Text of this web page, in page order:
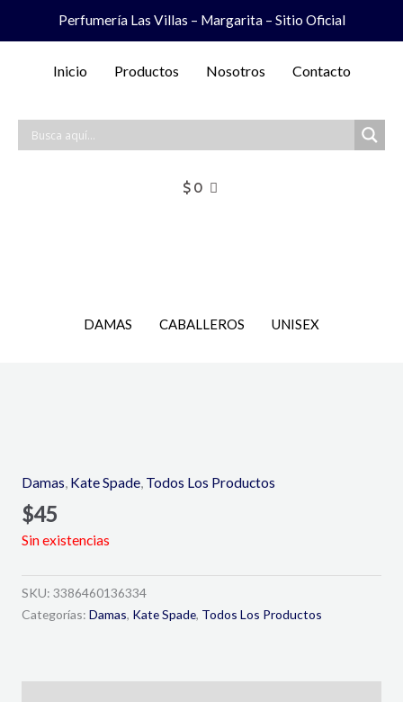
Perfumería Las Villas – Margarita – Sitio Oficial
Inicio Productos Nosotros Contacto
$ 0
DAMAS CABALLEROS UNISEX
Damas Kate Spade, Todos Los Productos
$45
Sin existencias
SKU: 3386460136334
Categorías: Damas, Kate Spade, Todos Los Productos